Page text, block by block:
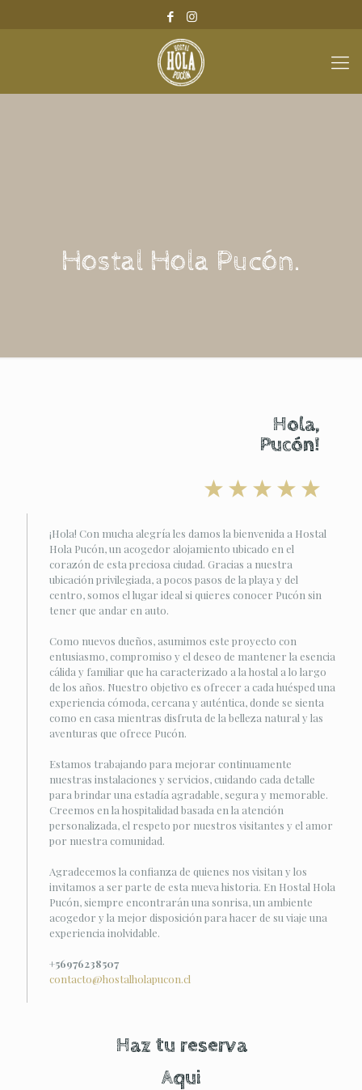
Hostal Hola Pucón.
Hola,
Pucón!
¡Hola! Con mucha alegría les damos la bienvenida a Hostal
Hola Pucón, un acogedor alojamiento ubicado en el
corazón de esta preciosa ciudad. Gracias a nuestra
ubicación privilegiada, a pocos pasos de la playa y del
centro, somos el lugar ideal si quieres conocer Pucón sin
tener que andar en auto.
Como nuevos dueños, asumimos este proyecto con
entusiasmo, compromiso y el deseo de mantener la esencia
cálida y familiar que ha caracterizado a la hostal a lo largo
de los años. Nuestro objetivo es ofrecer a cada huésped una
experiencia cómoda, cercana y auténtica, donde se sienta
como en casa mientras disfruta de la belleza natural y las
aventuras que ofrece Pucón.
Estamos trabajando para mejorar continuamente
nuestras instalaciones y servicios, cuidando cada detalle
para brindar una estadía agradable, segura y memorable.
Creemos en la hospitalidad basada en la atención
personalizada, el respeto por nuestros visitantes y el amor
por nuestra comunidad.
Agradecemos la confianza de quienes nos visitan y los
invitamos a ser parte de esta nueva historia. En Hostal Hola
Pucón, siempre encontrarán una sonrisa, un ambiente
acogedor y la mejor disposición para hacer de su viaje una
experiencia inolvidable.
+56976238507
contacto@hostalholapucon.cl
Haz tu reserva
Aqui